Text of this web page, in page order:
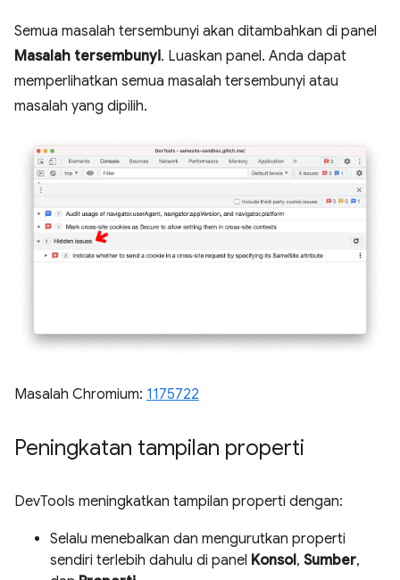
Semua masalah tersembunyi akan ditambahkan di panel
Masalah tersembunyi. Luaskan panel. Anda dapat
memperlihatkan semua masalah tersembunyi atau
masalah yang dipilih.
Masalah Chromium: 1175722
Peningkatan tampilan properti
DevTools meningkatkan tampilan properti dengan:
Selalu menebalkan dan mengurutkan properti
sendiri terlebih dahulu di panel Konsol, Sumber,